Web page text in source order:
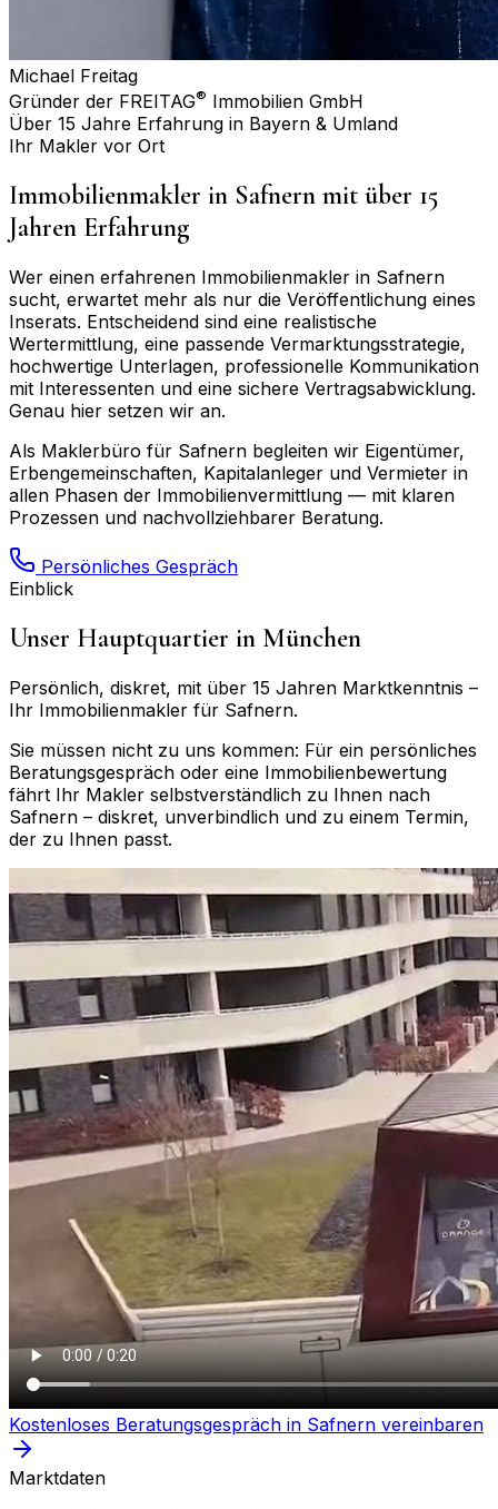
Michael Freitag
Gründer der FREITAG® Immobilien GmbH
Über 15 Jahre Erfahrung in Bayern & Umland
Ihr Makler vor Ort
Immobilienmakler in Safnern mit über 15
Jahren Erfahrung
Wer einen erfahrenen Immobilienmakler in Safnern
sucht, erwartet mehr als nur die Veröffentlichung eines
Inserats. Entscheidend sind eine realistische
Wertermittlung, eine passende Vermarktungsstrategie,
hochwertige Unterlagen, professionelle Kommunikation
mit Interessenten und eine sichere Vertragsabwicklung.
Genau hier setzen wir an.
Als Maklerbüro für Safnern begleiten wir Eigentümer,
Erbengemeinschaften, Kapitalanleger und Vermieter in
allen Phasen der Immobilienvermittlung — mit klaren
Prozessen und nachvollziehbarer Beratung.
Persönliches Gespräch
Einblick
Unser Hauptquartier in München
Persönlich, diskret, mit über 15 Jahren Marktkenntnis –
Ihr Immobilienmakler für Safnern.
Sie müssen nicht zu uns kommen: Für ein persönliches
Beratungsgespräch oder eine Immobilienbewertung
fährt Ihr Makler selbstverständlich zu Ihnen nach
Safnern – diskret, unverbindlich und zu einem Termin,
der zu Ihnen passt.
Kostenloses Beratungsgespräch in Safnern vereinbaren
Marktdaten